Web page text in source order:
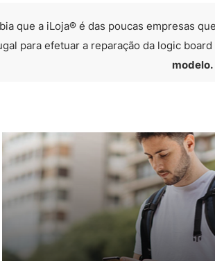
que a iLoja® é das poucas empresas
para efetuar a reparação da logic
modelo.